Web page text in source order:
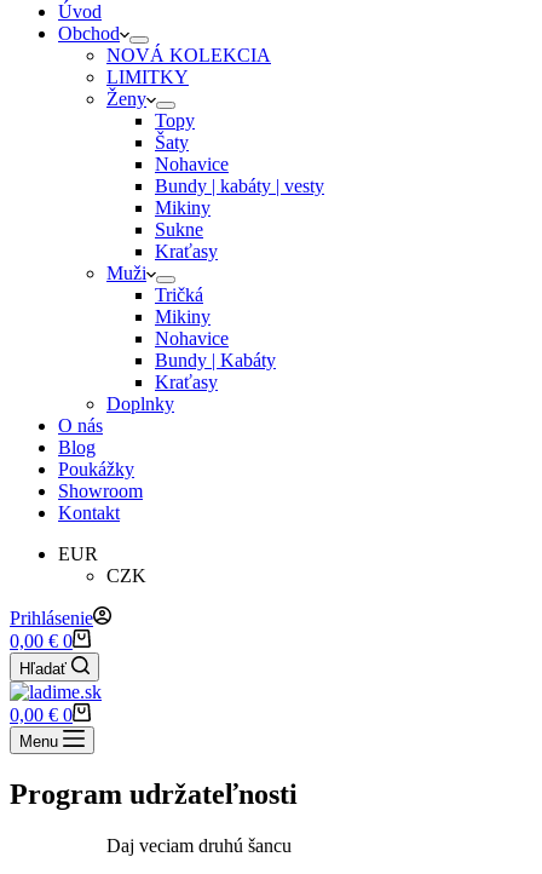
Úvod
Obchod
NOVÁ KOLEKCIA
LIMITKY
Ženy
Topy
Šaty
Nohavice
Bundy | kabáty | vesty
Mikiny
Sukne
Kraťasy
Muži
Tričká
Mikiny
Nohavice
Bundy | Kabáty
Kraťasy
Doplnky
O nás
Blog
Poukážky
Showroom
Kontakt
EUR
CZK
Prihlásenie
Shopping
cart
0,00 € 0
Hľadať
Shopping
cart
0,00 € 0
Menu
Program udržateľnosti
Daj veciam druhú šancu